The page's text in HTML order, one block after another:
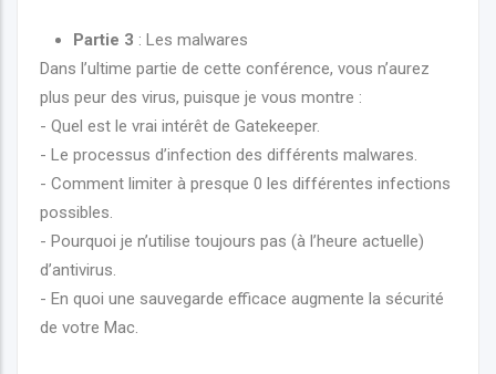
Partie 3 : Les malwares
Dans l’ultime partie de cette conférence, vous n’aurez
plus peur des virus, puisque je vous montre :
- Quel est le vrai intérêt de Gatekeeper.
- Le processus d’infection des différents malwares.
- Comment limiter à presque 0 les différentes infections
possibles.
- Pourquoi je n’utilise toujours pas (à l’heure actuelle)
d’antivirus.
- En quoi une sauvegarde efficace augmente la sécurité
de votre Mac.